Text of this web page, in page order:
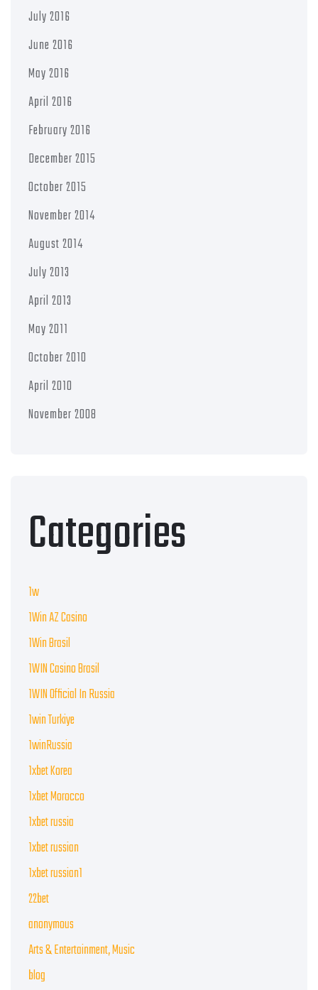
July 2016
June 2016
May 2016
April 2016
February 2016
December 2015
October 2015
November 2014
August 2014
July 2013
April 2013
May 2011
October 2010
April 2010
November 2008
Categories
1w
1Win AZ Casino
1Win Brasil
1WIN Casino Brasil
1WIN Official In Russia
1win Turkiye
1winRussia
1xbet Korea
1xbet Morocco
1xbet russia
1xbet russian
1xbet russian1
22bet
anonymous
Arts & Entertainment, Music
blog